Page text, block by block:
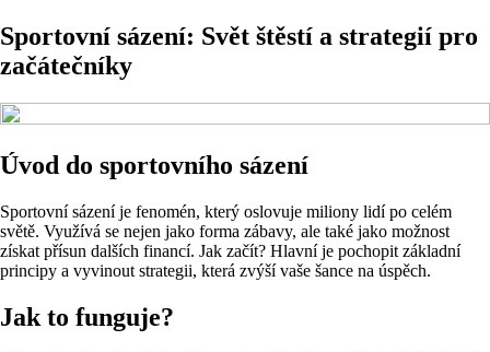
Sportovní sázení: Svět štěstí a strategií pro
začátečníky
Úvod do sportovního sázení
Sportovní sázení je fenomén, který oslovuje miliony lidí po celém
světě. Využívá se nejen jako forma zábavy, ale také jako možnost
získat přísun dalších financí. Jak začít? Hlavní je pochopit základní
principy a vyvinout strategii, která zvýší vaše šance na úspěch.
Jak to funguje?